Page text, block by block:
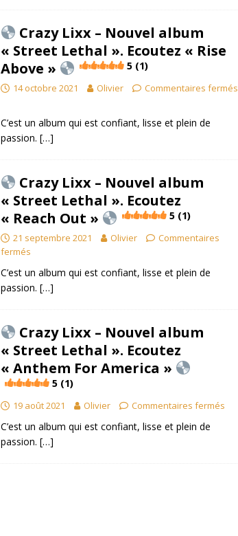
Crazy Lixx – Nouvel album
« Street Lethal ». Ecoutez « Rise
Above »
5 (1)
14 octobre 2021 Olivier Commentaires fermés
C’est un album qui est confiant, lisse et plein de
passion. […]
Crazy Lixx – Nouvel album
« Street Lethal ». Ecoutez
« Reach Out »
5 (1)
21 septembre 2021 Olivier
Commentaires
fermés
C’est un album qui est confiant, lisse et plein de
passion. […]
Crazy Lixx – Nouvel album
« Street Lethal ». Ecoutez
« Anthem For America »
5 (1)
19 août 2021 Olivier Commentaires fermés
C’est un album qui est confiant, lisse et plein de
passion. […]